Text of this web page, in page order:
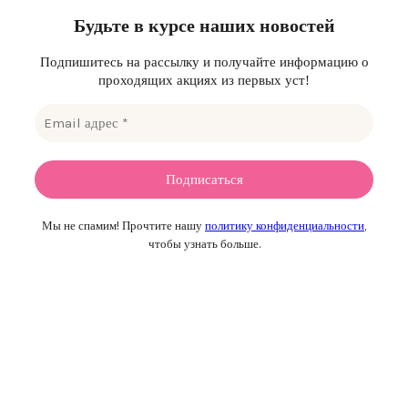
Будьте в курсе наших новостей
Подпишитесь на рассылку и получайте информацию о
проходящих акциях из первых уст!
Мы не спамим! Прочтите нашу политику конфиденциальности
чтобы узнать больше.